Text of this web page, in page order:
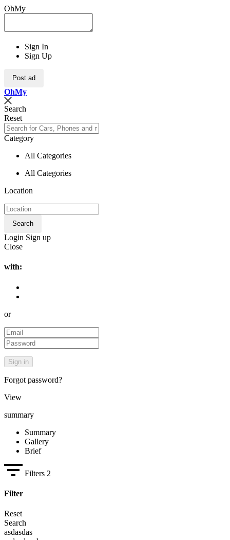
OhMy
Sign In
Sign Up
Post ad
OhMy
Search
Reset
Category
All Categories
All Categories
Location
Search
Login Sign up
Close
with:
or
Forgot password?
View
summary
Summary
Gallery
Brief
Filters 2
Filter
Reset
Search
asdasdas